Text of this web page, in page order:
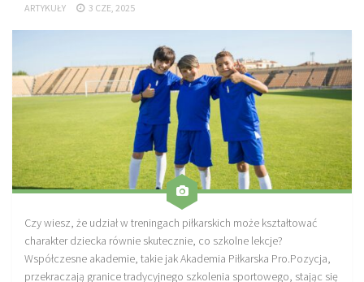
ARTYKUŁY 3 CZE, 2025
Czy wiesz, że udział w treningach piłkarskich może kształtować
charakter dziecka równie skutecznie, co szkolne lekcje?
Współczesne akademie, takie jak Akademia Piłkarska Pro.Pozycja,
przekraczają granice tradycyjnego szkolenia sportowego, stając się